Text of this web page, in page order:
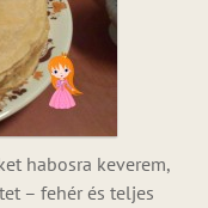
habosra keverem,
– fehér és teljes